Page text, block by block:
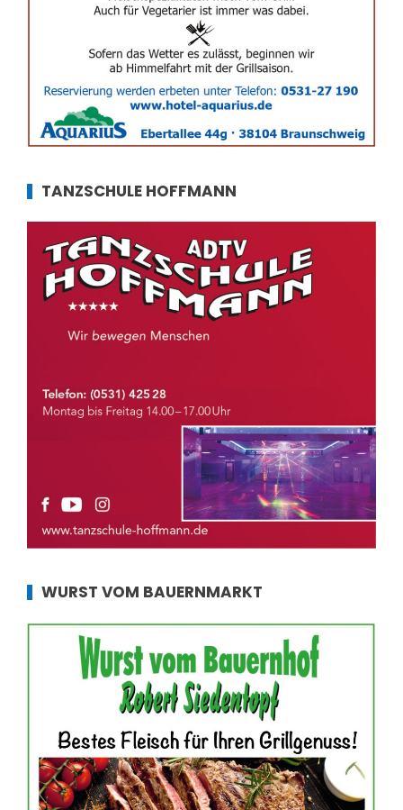
TANZSCHULE HOFFMANN
WURST VOM BAUERNMARKT